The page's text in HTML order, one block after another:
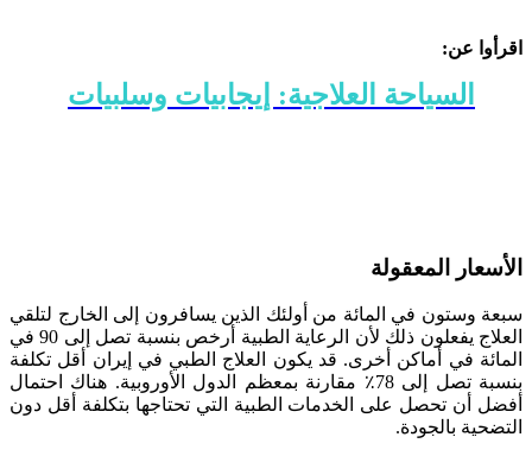
اقرأوا عن:
السياحة العلاجية: إيجابيات وسلبيات
الأسعار المعقولة
سبعة وستون في المائة من أولئك الذين يسافرون إلى الخارج لتلقي
العلاج يفعلون ذلك لأن الرعاية الطبية أرخص بنسبة تصل إلى 90 في
المائة في أماكن أخرى. قد يكون العلاج الطبي في إيران أقل تكلفة
بنسبة تصل إلى 78٪ مقارنة بمعظم الدول الأوروبية. هناك احتمال
أفضل أن تحصل على الخدمات الطبية التي تحتاجها بتكلفة أقل دون
التضحية بالجودة.